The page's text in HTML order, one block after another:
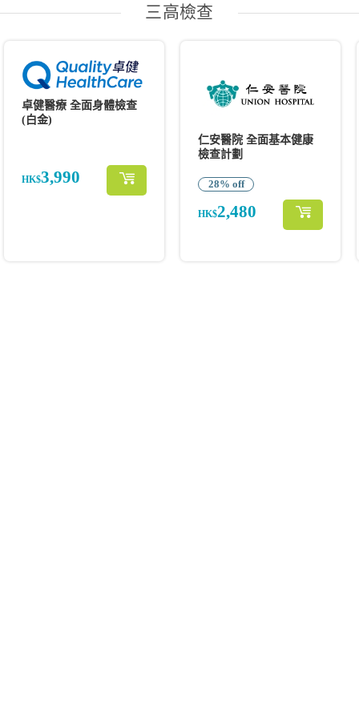
三高檢查
卓健醫療 全面身體檢查
(白金)
HK$3,990
仁安醫院 全面基本健康
檢查計劃
28% off
HK$2,480